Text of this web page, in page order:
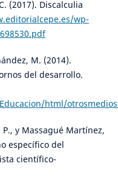
(2017). Discalculia
wp-
M. (2014).
del desarrollo.
html/
P., y Massagué Martínez,
específico del
científico-